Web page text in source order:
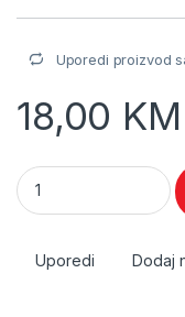
Uporedi proizvod
18,00 KM
Everest SM-G62 Miš
Uporedi Dodaj